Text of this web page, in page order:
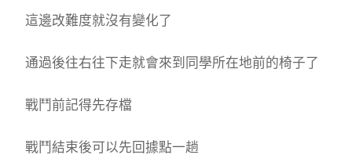
這邊改難度就沒有變化了
通過後往右往下走就會來到同學所在地前的椅子了
戰鬥前記得先存檔
戰鬥結束後可以先回據點一趟